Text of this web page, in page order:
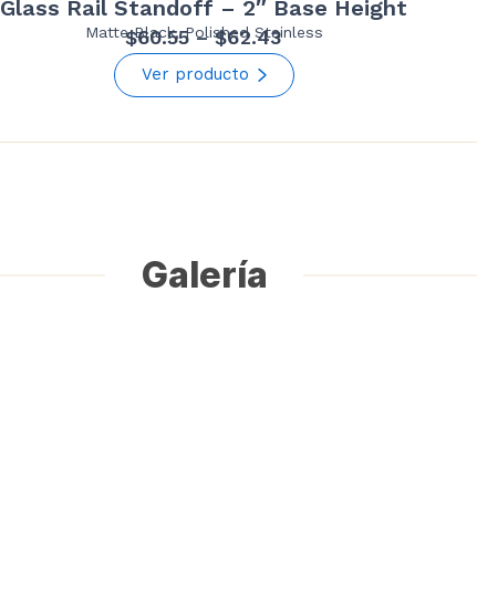
Glass Rail Standoff – 2″ Base Height
Matte Black, Polished Stainless
$60.55 – $62.43Price
range:
$60.55
Ver producto
Galería